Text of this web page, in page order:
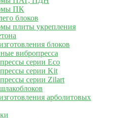
ПК
блоков
плиты укрепления
блоков
вибропресса
серии Eco
серии Kit
серии Zilart
арболитовых